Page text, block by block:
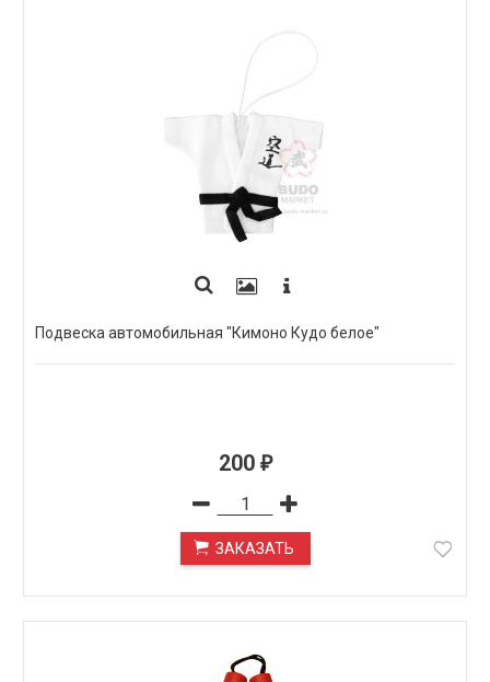
Подвеска автомобильная "Кимоно Кудо белое"
200 ₽
ЗАКАЗАТЬ